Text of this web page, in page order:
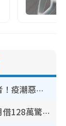
奪命寄生蟲｜食生菜狂瀉首現死者！疫潮惡化錄1.8萬宗病例 揭洗菜3大謬誤
銀行高層戀上水療女技師！兩個月借128萬驚覺「沉船」沉落火海 揭背後疑似邪教操控賣淫